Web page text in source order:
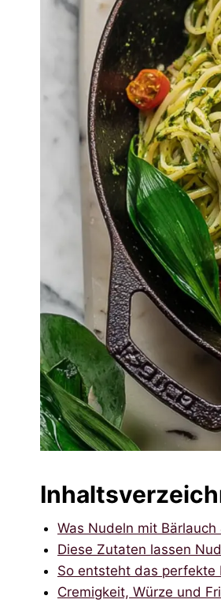
Was Nudeln mit
Diese Zutaten lassen
So entsteht das perfekte
Cremigkeit, Würze und